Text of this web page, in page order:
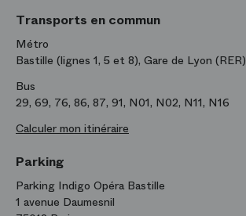
Transports en commun
Métro
Bastille (lignes 1, 5 et 8), Gare de Lyon (RER)
Bus
29, 69, 76, 86, 87, 91, N01, N02, N11, N16
Calculer mon itinéraire
Parking
Parking Indigo Opéra Bastille
1 avenue Daumesnil